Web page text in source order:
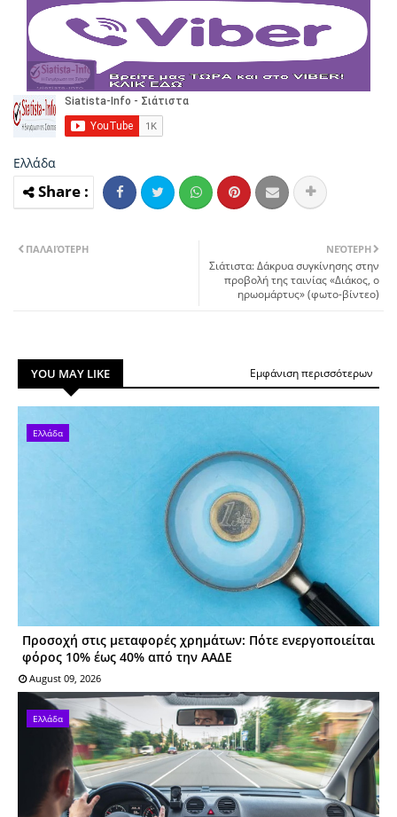
Ελλάδα
ΝΕΌΤΕΡΗ
Σιάτιστα: Δάκρυα συγκίνησης στην
προβολή της ταινίας «Διάκος, ο
ηρωομάρτυς» (φωτο-βίντεο)
ΠΑΛΑΙΌΤΕΡΗ
YOU MAY LIKE Εμφάνιση περισσότερων
Ελλάδα
Προσοχή στις μεταφορές χρημάτων: Πότε ενεργοποιείται
φόρος 10% έως 40% από την ΑΑΔΕ
August 09, 2026
Ελλάδα